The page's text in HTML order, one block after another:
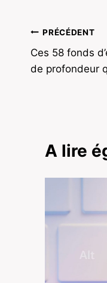
Navigation
de
PRÉCÉDENT
Ces 58 fonds
de profondeur
A lire